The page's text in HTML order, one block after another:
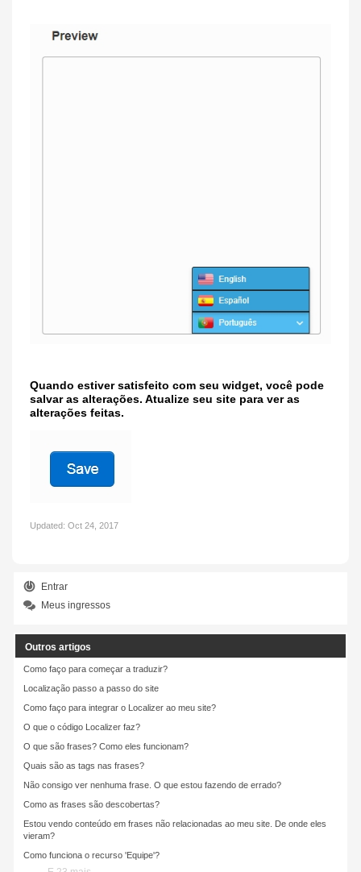
Quando estiver satisfeito com seu widget, você pode
salvar as alterações. Atualize seu site para ver as
alterações feitas.
Updated: Oct 24, 2017
Entrar
Meus ingressos
Outros artigos
Como faço para começar a traduzir?
Localização passo a passo do site
Como faço para integrar o Localizer ao meu site?
O que o código Localizer faz?
O que são frases? Como eles funcionam?
Quais são as tags nas frases?
Não consigo ver nenhuma frase. O que estou fazendo de errado?
Como as frases são descobertas?
Estou vendo conteúdo em frases não relacionadas ao meu site. De onde eles
vieram?
Como funciona o recurso 'Equipe'?